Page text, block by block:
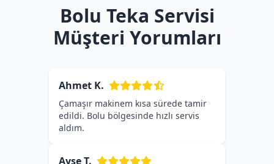
Bolu Teka Servisi
Müşteri Yorumları
Ahmet K.
Çamaşır makinem kısa sürede tamir
edildi. Bolu bölgesinde hızlı servis
aldım.
Ayşe T.